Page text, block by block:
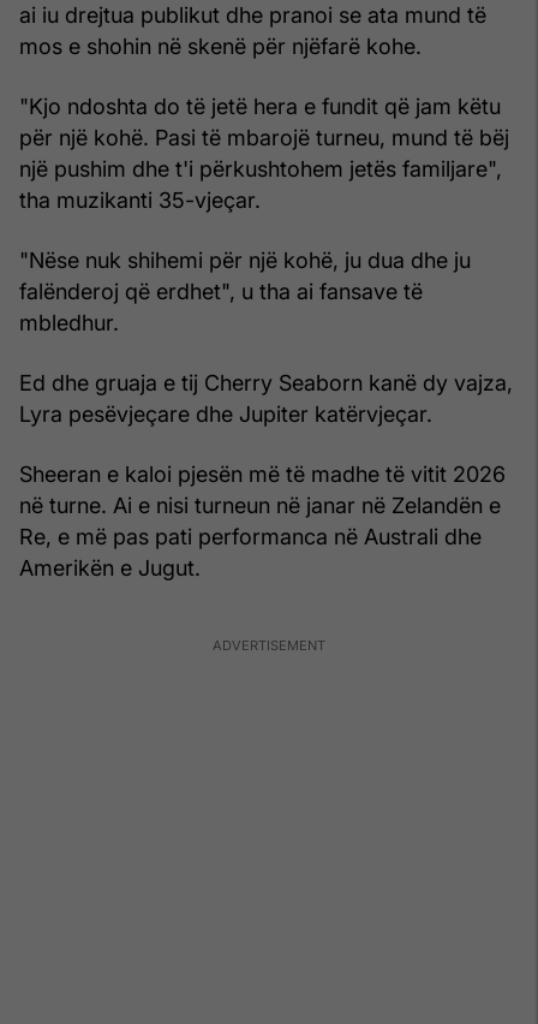
ai iu drejtua publikut dhe pranoi se ata mund të
mos e shohin në skenë për njëfarë kohe.
"Kjo ndoshta do të jetë hera e fundit që jam këtu
për një kohë. Pasi të mbarojë turneu, mund të bëj
një pushim dhe t'i përkushtohem jetës familjare",
tha muzikanti 35-vjeçar.
"Nëse nuk shihemi për një kohë, ju dua dhe ju
falënderoj që erdhet", u tha ai fansave të
mbledhur.
Ed dhe gruaja e tij Cherry Seaborn kanë dy vajza,
Lyra pesëvjeçare dhe Jupiter katërvjeçar.
Sheeran e kaloi pjesën më të madhe të vitit 2026
në turne. Ai e nisi turneun në janar në Zelandën e
Re, e më pas pati performanca në Australi dhe
Amerikën e Jugut.